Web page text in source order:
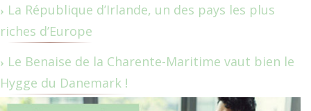
La République d’Irlande, un des pays les plus
riches d’Europe
Le Benaise de la Charente-Maritime vaut bien le
Hygge du Danemark !